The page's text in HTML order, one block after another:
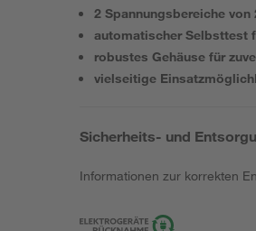
2 Spannungsbereiche von
automatischer Selbsttest
robustes Gehäuse für
vielseitige
Sicherheits- und
Informationen zur korrekten